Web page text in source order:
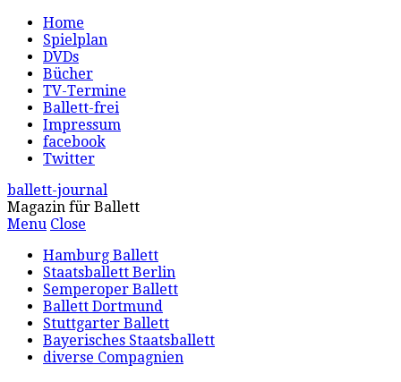
Home
Spielplan
DVDs
Bücher
TV-Termine
Ballett-frei
Impressum
facebook
Twitter
ballett-journal
Magazin für Ballett
Menu Close
Hamburg Ballett
Staatsballett Berlin
Semperoper Ballett
Ballett Dortmund
Stuttgarter Ballett
Bayerisches Staatsballett
diverse Compagnien